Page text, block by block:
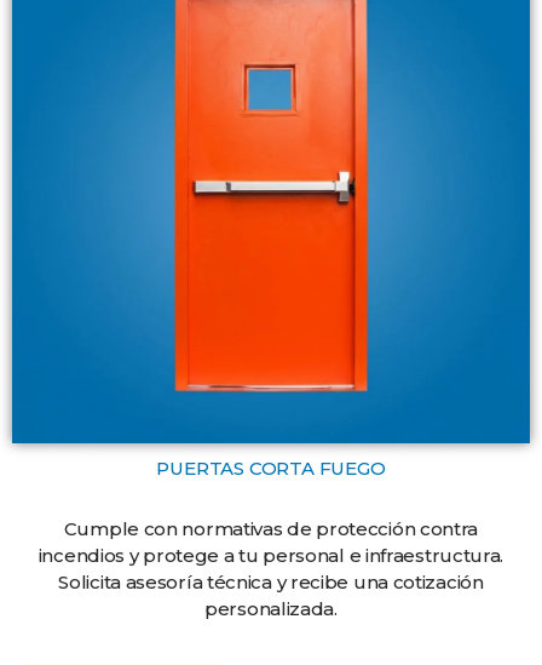
PUERTAS CORTA FUEGO
Cumple con normativas de protección contra
incendios y protege a tu personal e infraestructura.
Solicita asesoría técnica y recibe una cotización
personalizada.